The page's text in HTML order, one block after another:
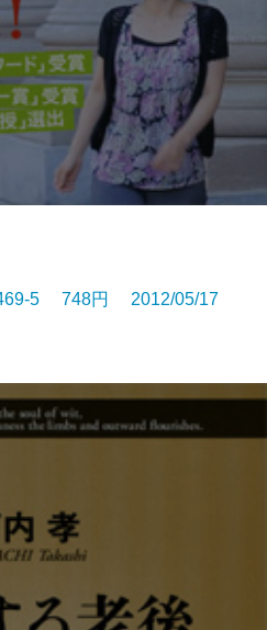
5 748円 2012/05/17